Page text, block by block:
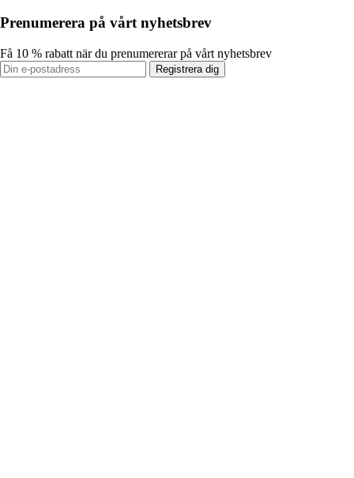
Prenumerera på vårt nyhetsbrev
Få 10 % rabatt när du prenumererar på vårt nyhetsbrev
Registrera dig